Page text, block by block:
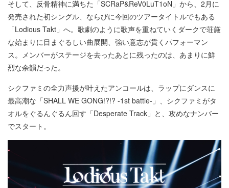
そして、反骨精神に満ちた「SCRaP&ReV0LuT1oN」から、2月に
発売された初シングル、ならびに今回のツアータイトルでもある
「Lodious Takt」へ。歌劇のように歌声を重ねていくダークで荘厳
な始まりに目まぐるしい曲展開、強い意志が貫くパフォーマン
ス。メンバーがステージを去ったあとに残ったのは、あまりに鮮
烈な余韻だった。
シクファミの全力声援が叶えたアンコールは、ラップにダンスに
最高潮な「SHALL WE GONG!?!? -1st battle-」、シクファミがタ
オルをぐるんぐるん回す「Desperate Track」と、攻めなナンバー
でスタート。